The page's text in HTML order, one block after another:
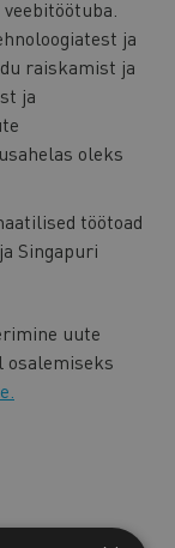
ja
raiskamist ja
ja
oleks
töötoad
Singapuri
uute
osalemiseks